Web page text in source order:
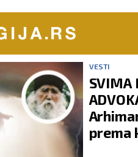
VESTI
SVIMA
prema